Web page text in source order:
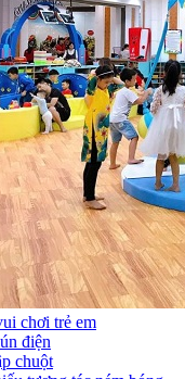
chơi trẻ em
điện
chuột